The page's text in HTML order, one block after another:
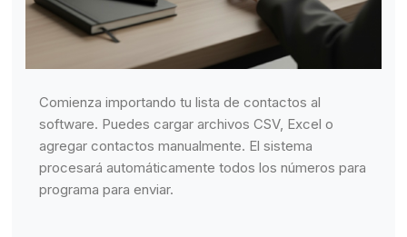
Comienza importando tu lista de contactos al
software. Puedes cargar archivos CSV, Excel o
agregar contactos manualmente. El sistema
procesará automáticamente todos los números para
programa para enviar.